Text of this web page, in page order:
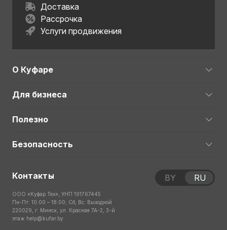
Доставка
Рассрочка
Услуги продвижения
О Куфаре
Для бизнеса
Полезно
Безопасность
Контакты
ООО «Куфар Тех», УНП 191767445
Пн-Пт: 10:00 – 18:00; Сб, Вс: Выходной
220029, г. Минск, ул. Красная 7А-2, 3-й
этаж help@kufar.by
BY RU